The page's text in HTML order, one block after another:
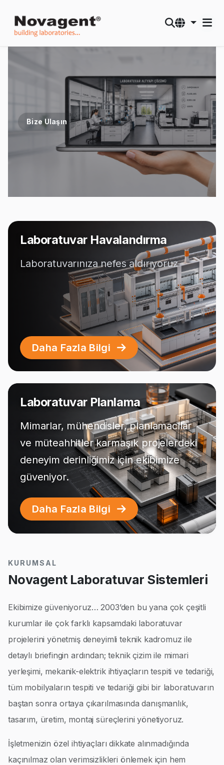
Bize Ulaşın
Laboratuvar Havalandırma
Laboratuvarınıza nefes aldırıyoruz
Daha Fazla Bilgi
Laboratuvar Planlama
Mimarlar, mühendisler, planlamacılar
ve müteahhitler karmaşık projelerdeki
deneyim derinliğimiz için ekibimize
güveniyor.
Daha Fazla Bilgi
KURUMSAL
Novagent Laboratuvar Sistemleri
Ekibimize güveniyoruz… 2003’den bu yana çok çeşitli
kurumlar ile çok farklı kapsamdaki laboratuvar
projelerini yönetmiş deneyimli teknik kadromuz ile
detaylı briefingin ardından; teknik çizim ile mimari
yerleşimi, mekanik-elektrik ihtiyaçların tespiti ve tedariği,
tüm mobilyaların tespiti ve tedariği gibi bir laboratuvarın
baştan sonra ortaya çıkarılmasında danışmanlık,
tasarım, üretim, montaj süreçlerini yönetiyoruz.
İşletmenizin özel ihtiyaçları dikkate alınmadığında
kaçınılmaz olan verimsizlikleri önlemek için hem